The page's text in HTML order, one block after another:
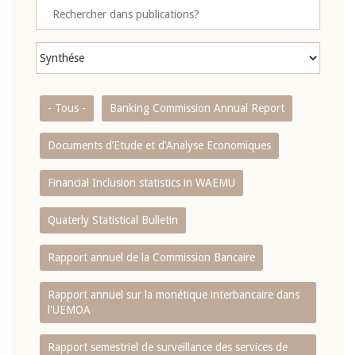
- Tous - Banking Commission Annual Report
Documents d’Etude et d’Analyse Economiques
Financial Inclusion statistics in WAEMU
Quaterly Statistical Bulletin
Rapport annuel de la Commission Bancaire
Rapport annuel sur la monétique interbancaire dans
l'UEMOA
Rapport semestriel de surveillance des services de